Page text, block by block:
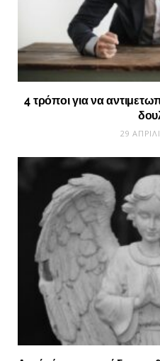
4 τρόποι για να
29